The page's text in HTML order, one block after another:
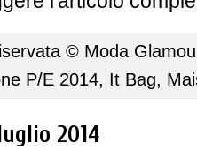
© Moda
P/E 2014, It Bag,
2014